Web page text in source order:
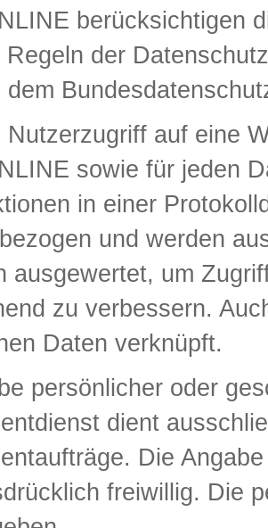
berücksichtigen
Regeln der
dem
Nutzerzugriff auf eine
sowie für jeden
in einer
und werden
ausgewertet, um
zu verbessern.
Daten verknüpft.
persönlicher oder
dient
Die
freiwillig. Die